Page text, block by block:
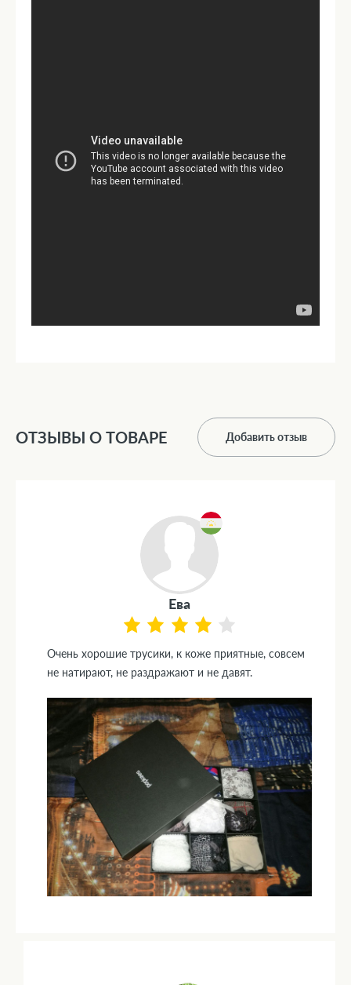
ОТЗЫВЫ О ТОВАРЕ Добавить отзыв
Ева
Очень хорошие трусики, к коже приятные, совсем
не натирают, не раздражают и не давят.